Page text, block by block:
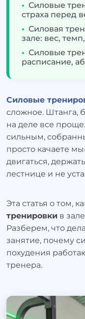
• Силовые
страха перед
• Силовая
зале: вес,
• Силовые
расписание,
Силовые
сложное. Штанга,
на деле все
сильным,
просто качаете
двигаться,
лестнице и не
Эта статья о том,
тренировки в
Разберем, что
занятие, почему
похудения
тренера.